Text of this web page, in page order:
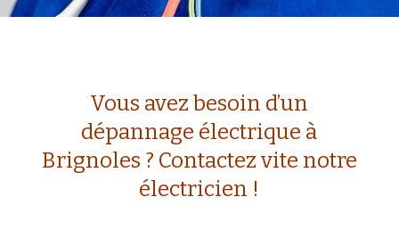
Vous avez besoin d’un
dépannage électrique à
Brignoles ? Contactez vite notre
électricien !